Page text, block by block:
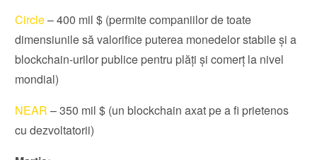
Circle– 400 mil $ (permite companiilor de toate
dimensiunile să valorifice puterea monedelor stabile și a
blockchain-urilor publice pentru plăți și comerț la nivel
mondial)
NEAR – 350 mil $ (un blockchain axat pe a fi prietenos
cu dezvoltatorii)